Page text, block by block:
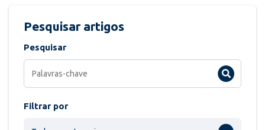
Pesquisar artigos
Pesquisar
Filtrar por